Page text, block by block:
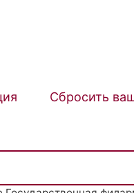
Сбросить